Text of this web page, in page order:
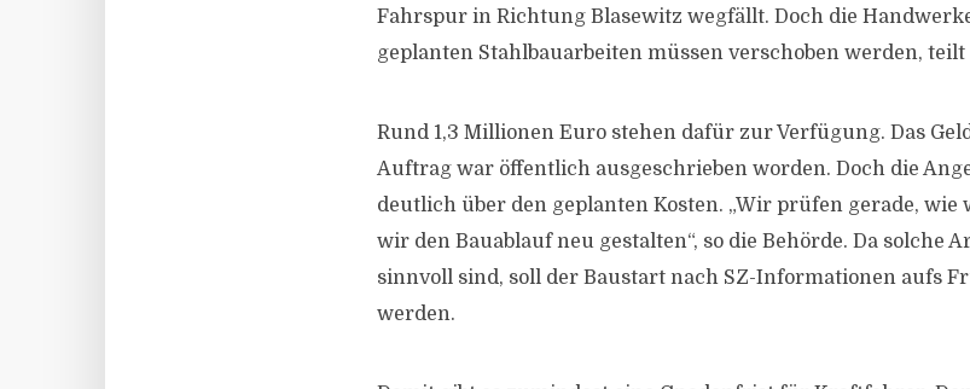
Fahrspur in Richtung Blasewitz wegfällt. Doch die
geplanten Stahlbauarbeiten müssen verschoben werden,
Rund 1,3 Millionen Euro stehen dafür zur Verfügung. Das
Auftrag war öffentlich ausgeschrieben worden. Doch die
deutlich über den geplanten Kosten. „Wir prüfen gerade,
wir den Bauablauf neu gestalten“, so die Behörde. Da solche
sinnvoll sind, soll der Baustart nach SZ-Informationen aufs
werden.